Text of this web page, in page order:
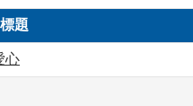
標題
心